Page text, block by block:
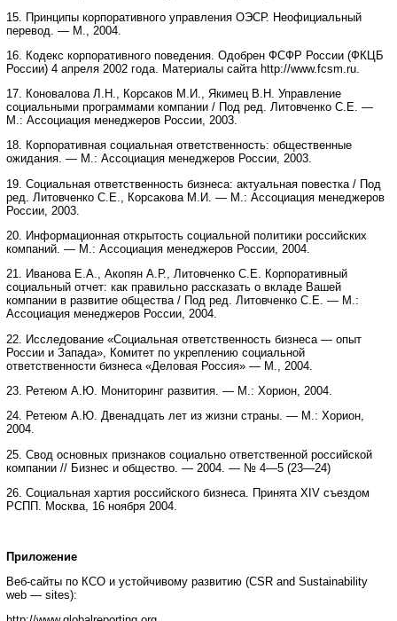
15. Принципы корпоративного управления ОЭСР. Неофициальный
перевод. — М., 2004.
16. Кодекс корпоративного поведения. Одобрен ФСФР России (ФКЦБ
России) 4 апреля 2002 года. Материалы сайта http://www.fcsm.ru.
17. Коновалова Л.Н., Корсаков М.И., Якимец В.Н. Управление
социальными программами компании / Под ред. Литовченко С.Е. —
М.: Ассоциация менеджеров России, 2003.
18. Корпоративная социальная ответственность: общественные
ожидания. — М.: Ассоциация менеджеров России, 2003.
19. Социальная ответственность бизнеса: актуальная повестка / Под
ред. Литовченко С.Е., Корсакова М.И. — М.: Ассоциация менеджеров
России, 2003.
20. Информационная открытость социальной политики российских
компаний. — М.: Ассоциация менеджеров России, 2004.
21. Иванова Е.А., Акопян А.Р., Литовченко С.Е. Корпоративный
социальный отчет: как правильно рассказать о вкладе Вашей
компании в развитие общества / Под ред. Литовченко С.Е. — М.:
Ассоциация менеджеров России, 2004.
22. Исследование «Социальная ответственность бизнеса — опыт
России и Запада», Комитет по укреплению социальной
ответственности бизнеса «Деловая Россия» — М., 2004.
23. Ретеюм А.Ю. Мониторинг развития. — М.: Хорион, 2004.
24. Ретеюм А.Ю. Двенадцать лет из жизни страны. — М.: Хорион,
2004.
25. Свод основных признаков социально ответственной российской
компании // Бизнес и общество. — 2004. — № 4—5 (23—24)
26. Социальная хартия российского бизнеса. Принята XIV съездом
РСПП. Москва, 16 ноября 2004.
Приложение
Веб-сайты по КСО и устойчивому развитию (CSR and Sustainability
web — sites):